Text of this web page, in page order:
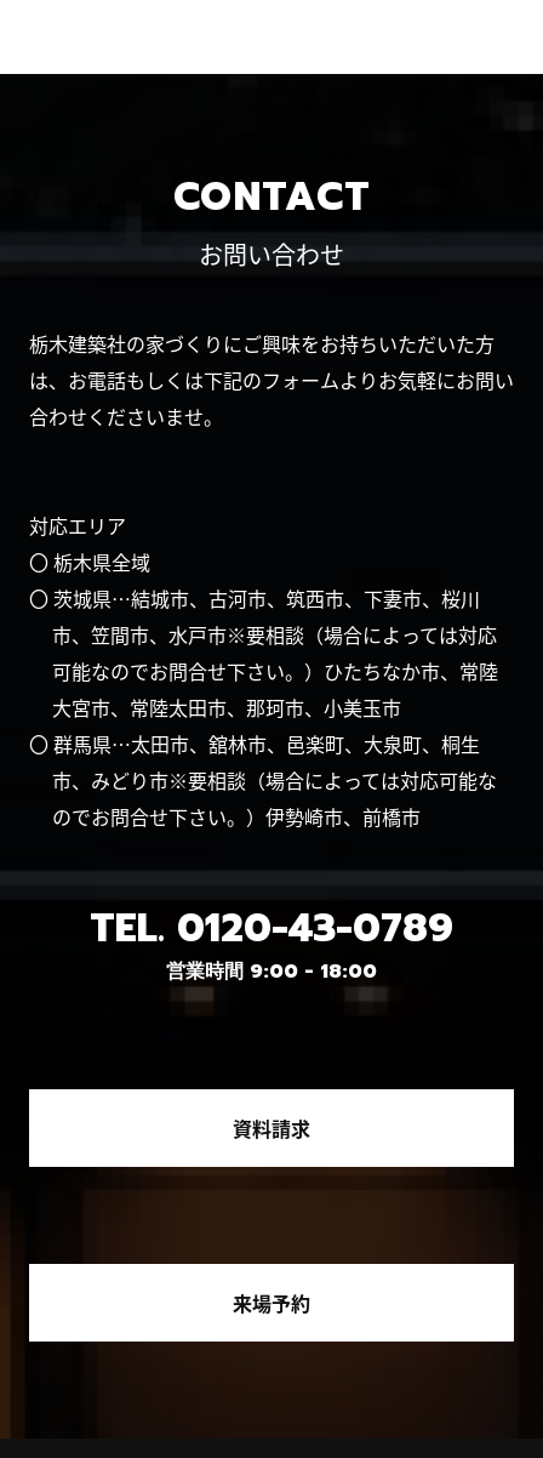
CONTACT
お問い合わせ
栃木建築社の家づくりにご興味をお持ちいただいた方
は、お電話もしくは下記のフォームよりお気軽にお問い
合わせくださいませ。
対応エリア
〇 栃木県全域
〇 茨城県…結城市、古河市、筑西市、下妻市、桜川
市、笠間市、水戸市※要相談（場合によっては対応
可能なのでお問合せ下さい。）ひたちなか市、常陸
大宮市、常陸太田市、那珂市、小美玉市
〇 群馬県…太田市、舘林市、邑楽町、大泉町、桐生
市、みどり市※要相談（場合によっては対応可能な
のでお問合せ下さい。）伊勢崎市、前橋市
TEL. 0120-43-0789
営業時間 9:00 - 18:00
資料請求
来場予約